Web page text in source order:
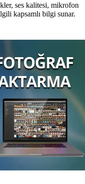
ses kalitesi, mikrofon
kapsamlı bilgi sunar.